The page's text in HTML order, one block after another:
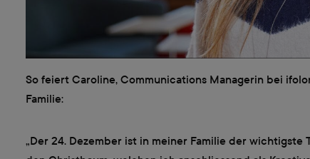
So feiert Caroline, Communications Managerin bei
Familie:
„Der 24. Dezember ist in meiner Familie der wichtigste